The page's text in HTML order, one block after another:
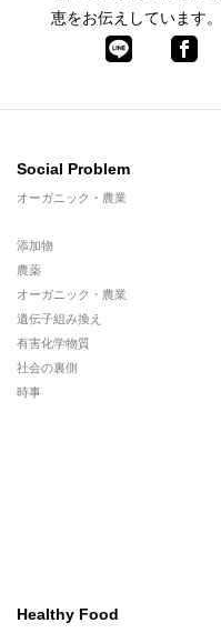
恵をお伝えしています。
Social Problem
オーガニック・農業
添加物
農薬
オーガニック・農業
遺伝子組み換え
有害化学物質
社会の裏側
時事
Healthy Food